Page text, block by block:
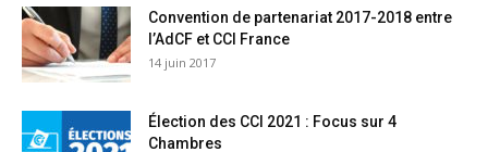
Convention de partenariat 2017-2018 entre
l’AdCF et CCI France
14 juin 2017
Élection des CCI 2021 : Focus sur 4
Chambres